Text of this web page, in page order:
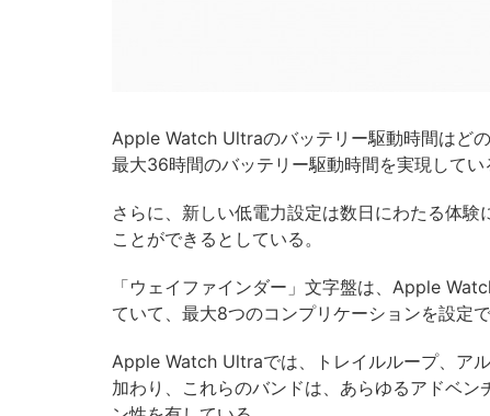
Apple Watch Ultraのバッテリー駆動時間はど
最大36時間のバッテリー駆動時間を実現してい
さらに、新しい低電力設定は数日にわたる体
ことができるとしている。
「ウェイファインダー」文字盤は、Apple
ていて、最大8つのコンプリケーションを設定
Apple Watch Ultraでは、トレイルループ、ア
加わり、これらのバンドは、あらゆるアドベ